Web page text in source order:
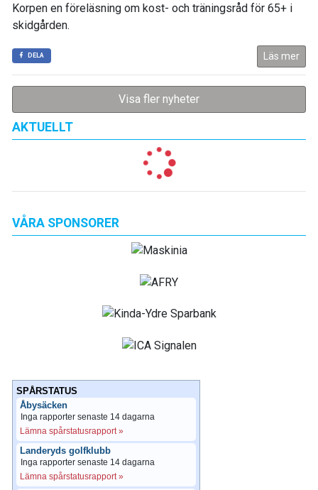
AKTUELLT
Korpen en föreläsning om kost- och träningsråd för 65+ i
skidgården.
DELA Läs mer
Visa fler nyheter
VÅRA SPONSORER
SPÅRSTATUS
Åbysäcken
Inga rapporter senaste 14 dagarna
Lämna spårstatusrapport »
Landeryds golfklubb
Inga rapporter senaste 14 dagarna
Lämna spårstatusrapport »